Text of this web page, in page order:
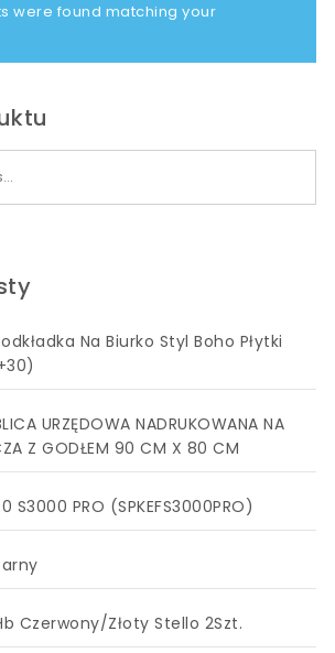
were found matching your
Na Biurko Styl Boho Płytki
URZĘDOWA NADRUKOWANA NA
Z GODŁEM 90 CM X 80 CM
S3000 PRO (SPKEFS3000PRO)
Czerwony/Złoty Stello 2Szt.